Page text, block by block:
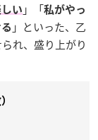
い 」「私がやっ
」といった、乙
れ、盛り上がり